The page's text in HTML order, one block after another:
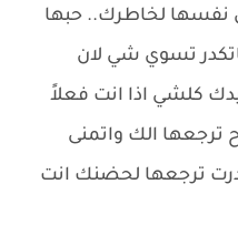
لخاطرك.. حبها
تسوي شي لان
كلشي اذا انت فعلاً
ترجعها الك واتمنى
ترجعها لحضنك انت